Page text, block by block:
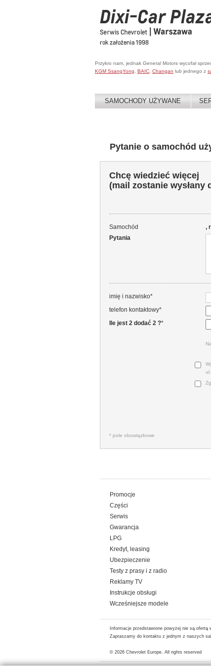
Przykro nam, jednak General Motors wycofał
KGM SsangYong
BAIC Changan lub jednego z
SAMOCHODY UŻYWANE
Pytanie o samochód
Chcę wiedzieć więcej
(mail zostanie wysłany
Samochód
,
Pytania
imię i nazwisko*
telefon kontaktowy*
Ile jest 2 dodać 2 ?*
* pole obowiązkowe
Promocje
Części
Serwis
Gwarancja
LPG
Kredyt, leasing
Ubezpieczenie
Testy z prasy i z radio
Reklamy TV
Instrukcje obsługi
Wcześniejsze modele
Informacje przedstawione powyżej nie są ofertą
Zapraszamy do kontaktu z jednym z naszych
© 2026 Chevrolet Europe. All rights reserved